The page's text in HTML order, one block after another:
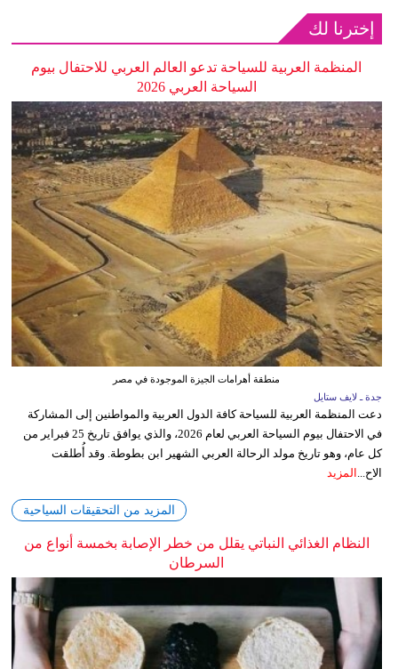
إخترنا لك
المنظمة العربية للسياحة تدعو العالم العربي للاحتفال بيوم
السياحة العربي 2026
منطقة أهرامات الجيزة الموجودة في مصر
جدة ـ لايف ستايل
دعت المنظمة العربية للسياحة كافة الدول العربية والمواطنين إلى المشاركة
في الاحتفال بيوم السياحة العربي لعام 2026، والذي يوافق تاريخ 25 فبراير من
كل عام، وهو تاريخ مولد الرحالة العربي الشهير ابن بطوطة. وقد أُطلقت
الاح... المزيد
المزيد من التحقيقات السياحية
النظام الغذائي النباتي يقلل من خطر الإصابة بخمسة أنواع من
السرطان